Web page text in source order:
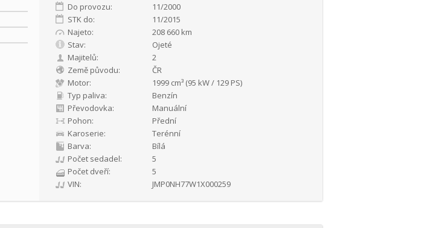
Do provozu:
11/2000
STK do:
11/2015
Najeto:
208 660 km
Stav:
Ojeté
Majitelů:
2
Země původu:
ČR
Motor:
1999 cm³ (95 kW / 129 PS)
Typ paliva:
Benzín
Převodovka:
Manuální
Pohon:
Přední
Karoserie:
Terénní
Barva:
Bílá
Počet sedadel:
5
Počet dveří:
5
VIN:
JMP0NH77W1X000259